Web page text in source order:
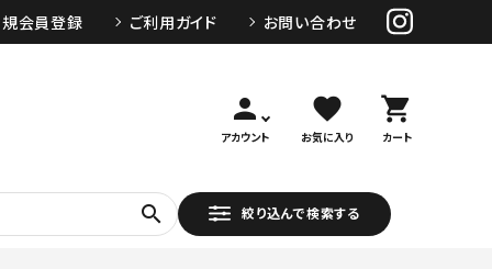
会員登録 ご利用ガイド お問い合わせ
person
アカウント
favorite
お気に入り
shopping_cart
カート
search 絞り込んで検索する